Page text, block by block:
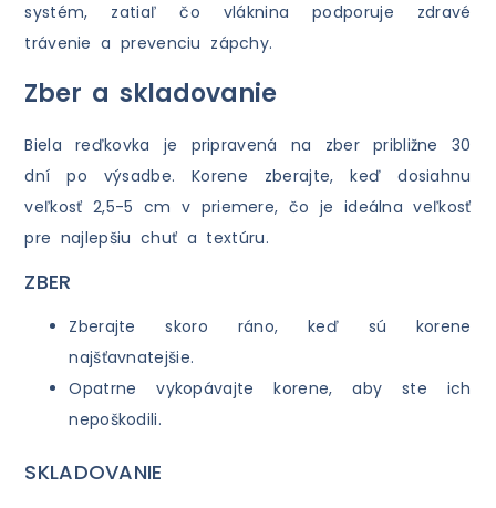
systém, zatiaľ čo vláknina podporuje zdravé
trávenie a prevenciu zápchy.
Zber a skladovanie
Biela reďkovka je pripravená na zber približne 30
dní po výsadbe. Korene zberajte, keď dosiahnu
veľkosť 2,5-5 cm v priemere, čo je ideálna veľkosť
pre najlepšiu chuť a textúru.
ZBER
Zberajte skoro ráno, keď sú korene
najšťavnatejšie.
Opatrne vykopávajte korene, aby ste ich
nepoškodili.
SKLADOVANIE